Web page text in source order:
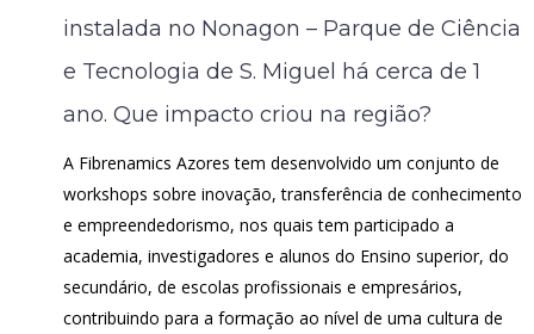
instalada no Nonagon – Parque de Ciência
e Tecnologia de S. Miguel há cerca de 1
ano. Que impacto criou na região?
A Fibrenamics Azores tem desenvolvido um conjunto de
workshops sobre inovação, transferência de conhecimento
e empreendedorismo, nos quais tem participado a
academia, investigadores e alunos do Ensino superior, do
secundário, de escolas profissionais e empresários,
contribuindo para a formação ao nível de uma cultura de